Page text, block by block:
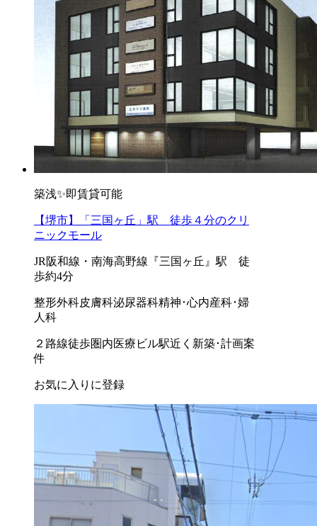
築浅✨即賃貸可能
【堺市】「三国ヶ丘」駅 徒歩４分のクリ
ニックモール
JR阪和線・南海高野線『三国ヶ丘』駅 徒
歩約4分
整形外科皮膚科泌尿器科精神･心内産科･婦
人科
２路線徒歩圏内医療ビル駅近く 新築･計画案
件
お気に入りに登録